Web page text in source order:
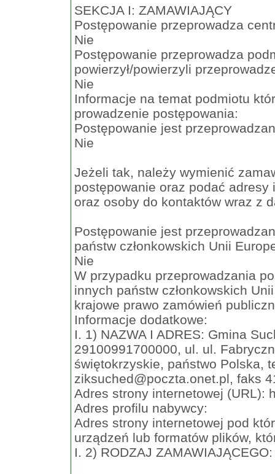
SEKCJA I: ZAMAWIAJĄCY
Postępowanie przeprowadza
Nie
Postępowanie przeprowadza
powierzył/powierzyli
Nie
Informacje na temat podmiotu
prowadzenie postępowania:
Postępowanie jest
Nie
Jeżeli tak, należy wymienić
postępowanie oraz podać
oraz osoby do kontaktów wraz z
Postępowanie jest
państw członkowskich Unii
Nie
W przypadku przeprowadzania
innych państw członkowskich
krajowe prawo zamówień
Informacje dodatkowe:
I. 1) NAZWA I ADRES: Gmina
29100991700000, ul. ul.
świętokrzyskie, państwo Polska,
ziksuched@poczta.onet.pl, faks
Adres strony internetowej (URL):
Adres profilu nabywcy:
Adres strony internetowej pod
urządzeń lub formatów plików,
I. 2) RODZAJ